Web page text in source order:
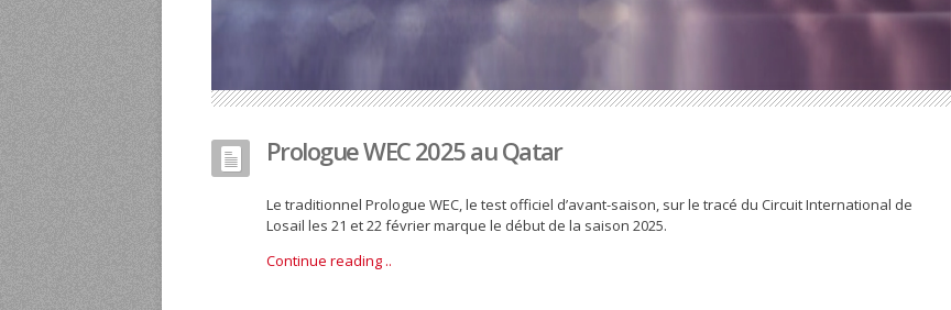
Prologue WEC 2025 au Qatar
Le traditionnel Prologue WEC, le test officiel d’avant-saison, sur le tracé du Circuit International de
Losail les 21 et 22 février marque le début de la saison 2025.
Continue reading ..